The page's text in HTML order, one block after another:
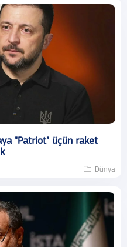
"Patriot" üçün raket
Dünya